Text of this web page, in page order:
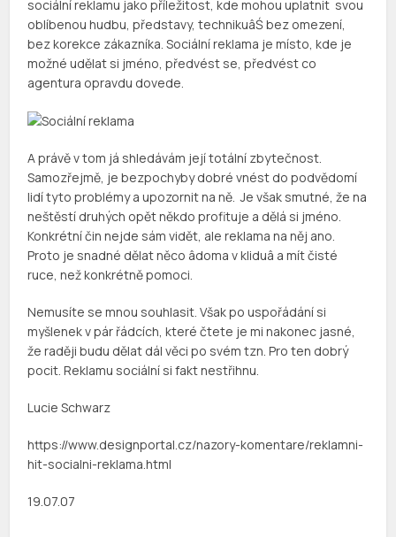
sociální reklamu jako příležitost, kde mohou uplatnit svou
oblíbenou hudbu, představy, technikuâŚ bez omezení,
bez korekce zákazníka. Sociální reklama je místo, kde je
možné udělat si jméno, předvést se, předvést co
agentura opravdu dovede.
A právě v tom já shledávám její totální zbytečnost.
Samozřejmě, je bezpochyby dobré vnést do podvědomí
lidí tyto problémy a upozornit na ně. Je však smutné, že na
neštěstí druhých opět někdo profituje a dělá si jméno.
Konkrétní čin nejde sám vidět, ale reklama na něj ano.
Proto je snadné dělat něco âdoma v kliduâ a mít čisté
ruce, než konkrétně pomoci.
Nemusíte se mnou souhlasit. Však po uspořádání si
myšlenek v pár řádcích, které čtete je mi nakonec jasné,
že raději budu dělat dál věci po svém tzn. Pro ten dobrý
pocit. Reklamu sociální si fakt nestřihnu.
Lucie Schwarz
https://www.designportal.cz/nazory-komentare/reklamni-
hit-socialni-reklama.html
19.07.07